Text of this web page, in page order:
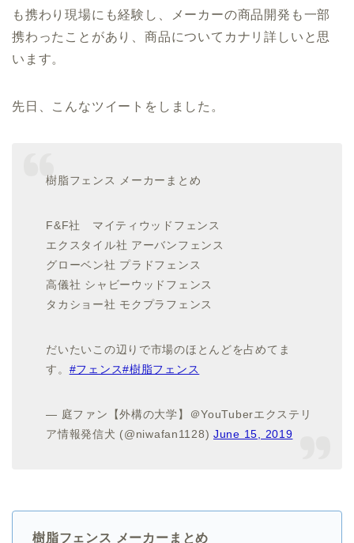
も携わり現場にも経験し、メーカーの商品開発も一部
携わったことがあり、商品についてカナリ詳しいと思
います。
先日、こんなツイートをしました。
樹脂フェンス メーカーまとめ
F&F社 マイティウッドフェンス
エクスタイル社 アーバンフェンス
グローベン社 プラドフェンス
高儀社 シャビーウッドフェンス
タカショー社 モクプラフェンス
だいたいこの辺りで市場のほとんどを占めてま
す。 #フェンス#樹脂フェンス
— 庭ファン【外構の大学】＠YouTuberエクステリ
ア情報発信犬 (@niwafan1128)June 15, 2019
樹脂フェンス メーカーまとめ